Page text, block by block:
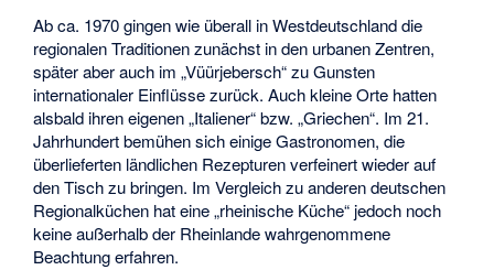
Ab ca. 1970 gingen wie überall in Westdeutschland die
regionalen Traditionen zunächst in den urbanen Zentren,
später aber auch im „Vüürjebersch“ zu Gunsten
internationaler Einflüsse zurück. Auch kleine Orte hatten
alsbald ihren eigenen „Italiener“ bzw. „Griechen“. Im 21.
Jahrhundert bemühen sich einige Gastronomen, die
überlieferten ländlichen Rezepturen verfeinert wieder auf
den Tisch zu bringen. Im Vergleich zu anderen deutschen
Regionalküchen hat eine „rheinische Küche“ jedoch noch
keine außerhalb der Rheinlande wahrgenommene
Beachtung erfahren.